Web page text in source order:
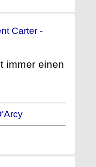
Carter -
immer einen